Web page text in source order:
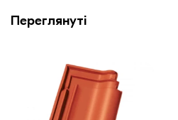
Переглянуті